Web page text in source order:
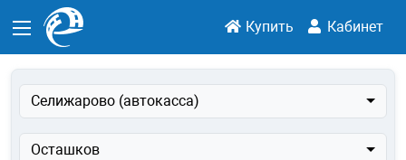
Купить Кабинет
Селижарово (автокасса)
Осташков